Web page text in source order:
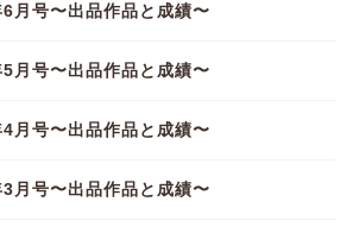
月号〜出品作品と成績〜
月号〜出品作品と成績〜
月号〜出品作品と成績〜
月号〜出品作品と成績〜